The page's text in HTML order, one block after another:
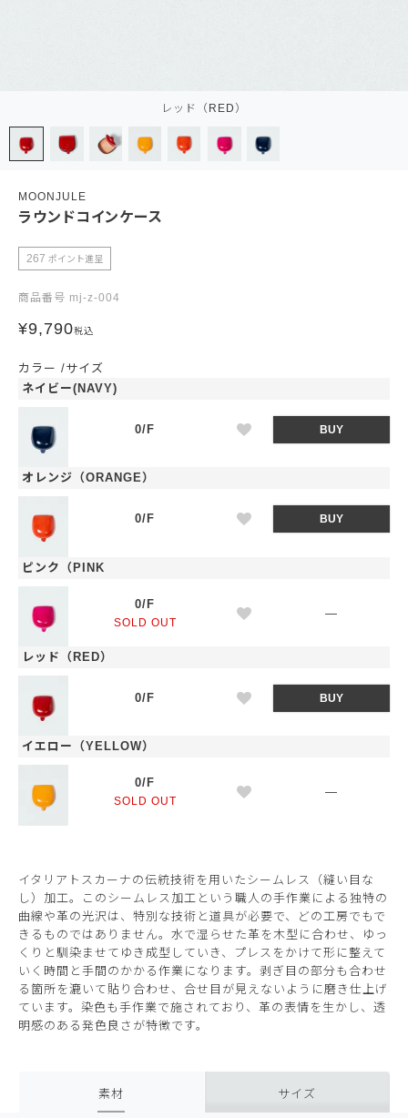
レッド（RED）
MOONJULE
ラウンドコインケース
267 ポイント進呈
商品番号 mj-z-004
¥9,790税込
カラー
サイズ
ネイビー(NAVY)
0/F BUY
オレンジ（ORANGE）
0/F BUY
ピンク（PINK
0/F
SOLD OUT
—
レッド（RED）
0/F BUY
イエロー（YELLOW）
0/F
SOLD OUT
—
イタリアトスカーナの伝統技術を用いたシームレス（縫い目な
し）加工。このシームレス加工という職人の手作業による独特の
曲線や革の光沢は、特別な技術と道具が必要で、どの工房でもで
きるものではありません。水で湿らせた革を木型に合わせ、ゆっ
くりと馴染ませてゆき成型していき、プレスをかけて形に整えて
いく時間と手間のかかる作業になります。剥ぎ目の部分も合わせ
る箇所を漉いて貼り合わせ、合せ目が見えないように磨き仕上げ
ています。染色も手作業で施されており、革の表情を生かし、透
明感のある発色良さが特徴です。
素材 サイズ